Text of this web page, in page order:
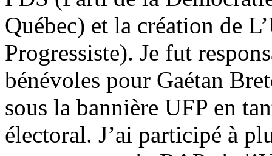
Québec) et la création de
Progressiste). Je fut
bénévoles pour Gaétan
sous la bannière UFP en
électoral. J’ai participé à